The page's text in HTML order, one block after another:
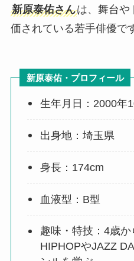
新原泰佑さんは、舞台や
価されている若手俳優で
新原泰佑・プロフィール
生年月日：2000年
出身地：埼玉県
身長：174cm
血液型：B型
趣味・特技：4歳か
HIPHOPやJAZZ